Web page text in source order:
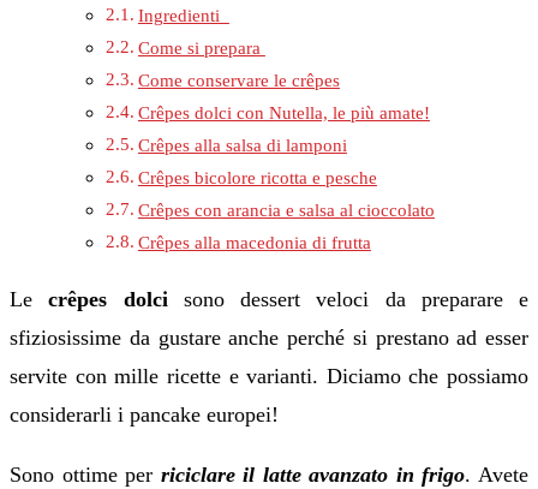
Ingredienti
Come si prepara
Come conservare le crêpes
Crêpes dolci con Nutella, le più amate!
Crêpes alla salsa di lamponi
Crêpes bicolore ricotta e pesche
Crêpes con arancia e salsa al cioccolato
Crêpes alla macedonia di frutta
Lecrêpes dolcisono dessert veloci da preparare e
sfiziosissime da gustare anche perché si prestano ad esser
servite con mille ricette e varianti. Diciamo che possiamo
considerarli i pancake europei!
Sono ottime per riciclare il latte avanzato in frigo. Avete